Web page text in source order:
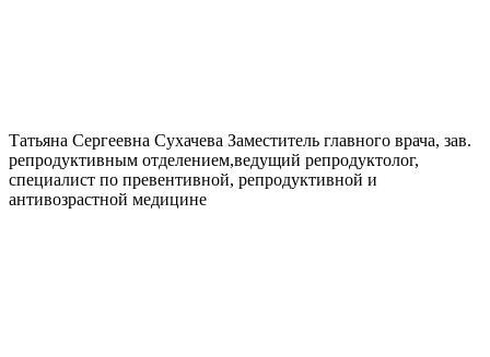
Татьяна Сергеевна Сухачева Заместитель главного врача, зав.
репродуктивным отделением,ведущий репродуктолог,
специалист по превентивной, репродуктивной и
антивозрастной медицине